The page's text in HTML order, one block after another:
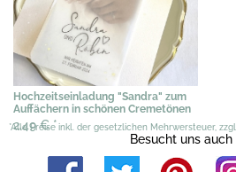
Hochzeitseinladung "Sandra" zum
Auffächern in schönen Cremetönen
2,49 €*
*Alle Preise inkl. der gesetzlichen Mehrwersteuer,
Besucht uns auch